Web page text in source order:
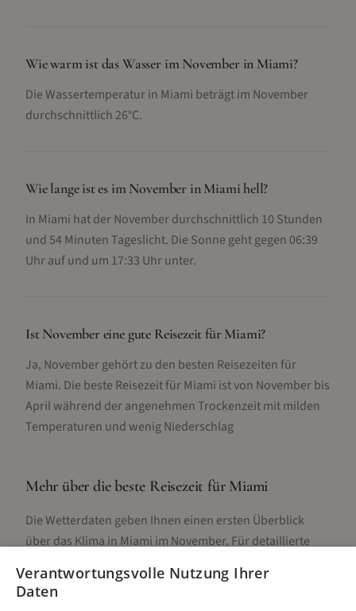
Wie warm ist das Wasser im November in Miami?
Die Wassertemperatur in Miami beträgt im November
durchschnittlich 26°C.
Wie lange ist es im November in Miami hell?
In Miami hat der November durchschnittlich 10 Stunden
und 54 Minuten Tageslicht. Die Sonne geht gegen 06:39
Uhr auf und um 17:33 Uhr unter.
Ist November eine gute Reisezeit für Miami?
Ja, November gehört zu den besten Reisezeiten für
Miami. Die beste Reisezeit für Miami ist von November bis
April während der angenehmen Trockenzeit mit milden
Temperaturen und wenig Niederschlag
Mehr über die beste Reisezeit für Miami
Die Wetterdaten geben Ihnen einen ersten Überblick
über das Klima in Miami im November. Für detaillierte
Unterschieden, Aktivitäten und Reisetipps besuchen Sie
Verantwortungsvolle Nutzung Ihrer
Daten